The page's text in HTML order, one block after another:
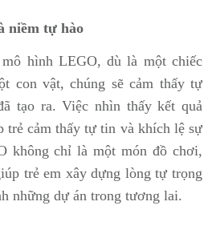
niềm tự hào
hình LEGO, dù là một chiếc
con vật, chúng sẽ cảm thấy tự
tạo ra. Việc nhìn thấy kết quả
trẻ cảm thấy tự tin và khích lệ sự
không chỉ là một món đồ chơi,
trẻ em xây dựng lòng tự trọng
những dự án trong tương lai.